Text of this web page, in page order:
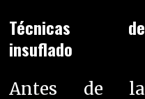
Técnicas de
insuflado
Antes de la